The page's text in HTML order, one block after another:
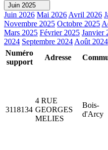
Juin 2025
Juin 2026 Mai 2026 Avril 2026
Novembre 2025 Octobre 2025
Mars 2025 Février 2025 Janvier
2024 Septembre 2024 Août 2024
Numéro
support
Adresse
3118134
4 RUE
GEORGES
MELIES
Bois-
d'Arcy